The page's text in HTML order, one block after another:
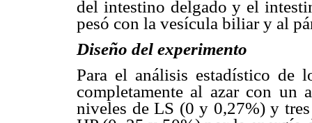
del intestino delgado y el
pesó con la vesícula biliar y al
Diseño del experimento
Para el análisis estadístico de
completamente al azar con un
niveles de LS (0 y 0,27%) y